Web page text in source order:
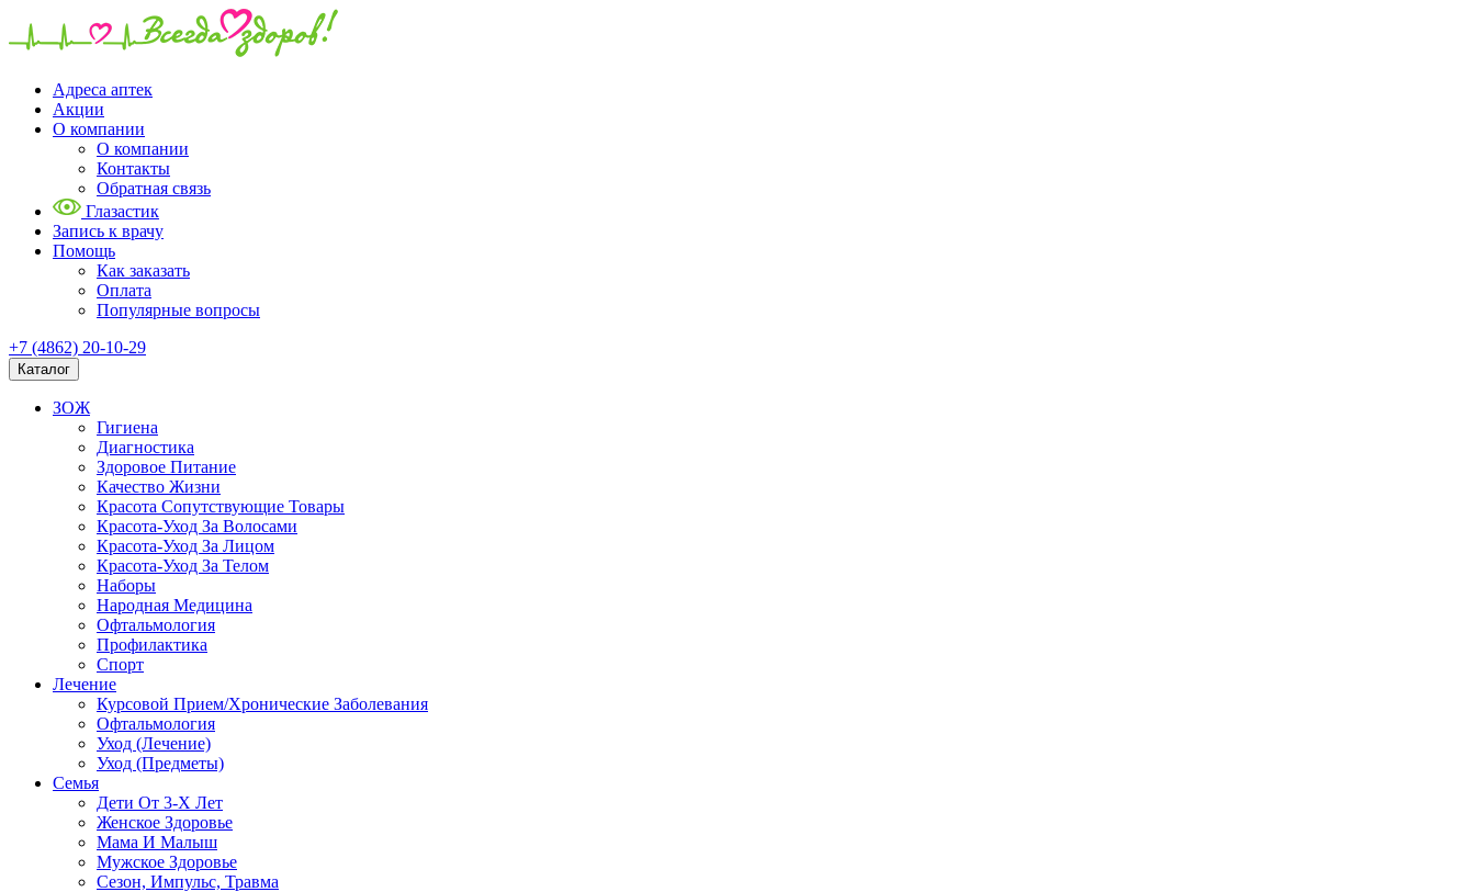
Адреса аптек
Акции
О компании
О компании
Контакты
Обратная связь
Глазастик
Запись к врачу
Помощь
Как заказать
Оплата
Популярные вопросы
+7 (4862) 20-10-29
Каталог
ЗОЖ
Гигиена
Диагностика
Здоровое Питание
Качество Жизни
Красота Сопутствующие Товары
Красота-Уход За Волосами
Красота-Уход За Лицом
Красота-Уход За Телом
Наборы
Народная Медицина
Офтальмология
Профилактика
Спорт
Лечение
Курсовой Прием/Хронические Заболевания
Офтальмология
Уход (Лечение)
Уход (Предметы)
Семья
Дети От 3-Х Лет
Женское Здоровье
Мама И Малыш
Мужское Здоровье
Сезон, Импульс, Травма